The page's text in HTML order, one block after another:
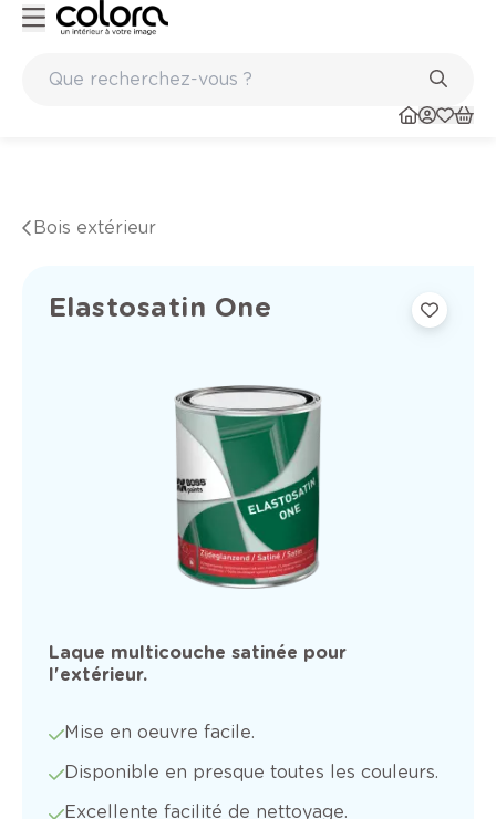
Bois extérieur
Elastosatin One
Laque multicouche satinée pour
l'extérieur.
Mise en oeuvre facile.
Disponible en presque toutes les couleurs.
Excellente facilité de nettoyage.